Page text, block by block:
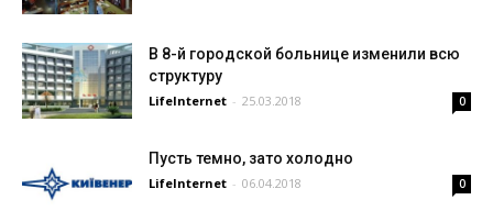
В 8-й городской больнице изменили всю
структуру
LifeInternet - 25.03.2018 0
Пусть темно, зато холодно
LifeInternet - 06.04.2018 0